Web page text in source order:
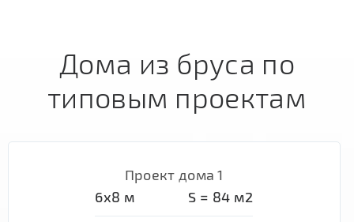
Дома из бруса по
типовым проектам
Проект дома 1
6х8 м S = 84 м2